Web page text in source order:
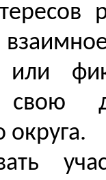
или
свою
округа.